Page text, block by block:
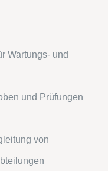
Wartungs- und
und Prüfungen
von